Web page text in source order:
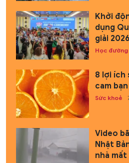
Khởi
dụng
giải
Học đường
8 lợi ích
cam
Sức khoẻ
Video
Nhật
nhà mất